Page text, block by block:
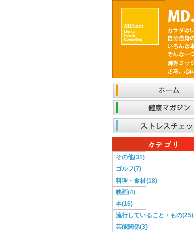
その他(31)
ゴルフ(7)
料理・食材(18)
映画(4)
本(16)
流行していること・もの(25)
芸能関係(3)